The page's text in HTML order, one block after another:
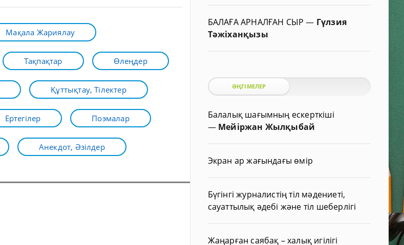
Мақала Жариялау
Тақпақтар Өлеңдер
Құттықтау, Тілектер
Ертегілер Поэмалар
Анекдот, Әзілдер
БАЛАҒА АРНАЛҒАН СЫР— Гүлзия
Тәжіханқызы
ӘҢГІМЕЛЕР
Балалық шағымның ескерткіші
— Мейіржан Жылқыбай
Экран ар жағындағы өмір
Бүгінгі журналистің тіл мәдениеті,
сауаттылық әдебі және тіл шеберлігі
Жаңарған саябақ – халық игілігі